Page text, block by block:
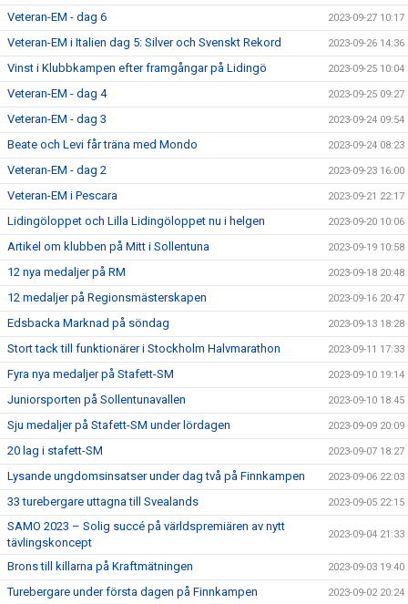
Veteran-EM - dag 6 2023-09-27 10:17
Veteran-EM i Italien dag 5: Silver och Svenskt Rekord 2023-09-26 14:36
Vinst i Klubbkampen efter framgångar på Lidingö 2023-09-25 10:04
Veteran-EM - dag 4 2023-09-25 09:27
Veteran-EM - dag 3 2023-09-24 09:54
Beate och Levi får träna med Mondo 2023-09-24 08:23
Veteran-EM - dag 2 2023-09-23 16:00
Veteran-EM i Pescara 2023-09-21 22:17
Lidingöloppet och Lilla Lidingöloppet nu i helgen 2023-09-20 10:06
Artikel om klubben på Mitt i Sollentuna 2023-09-19 10:58
12 nya medaljer på RM 2023-09-18 20:48
12 medaljer på Regionsmästerskapen 2023-09-16 20:47
Edsbacka Marknad på söndag 2023-09-13 18:28
Stort tack till funktionärer i Stockholm Halvmarathon 2023-09-11 17:33
Fyra nya medaljer på Stafett-SM 2023-09-10 19:14
Juniorsporten på Sollentunavallen 2023-09-10 18:45
Sju medaljer på Stafett-SM under lördagen 2023-09-09 20:09
20 lag i stafett-SM 2023-09-07 18:27
Lysande ungdomsinsatser under dag två på Finnkampen 2023-09-06 22:03
33 turebergare uttagna till Svealands 2023-09-05 22:15
SAMO 2023 – Solig succé på världspremiären av nytt
tävlingskoncept
2023-09-04 21:33
Brons till killarna på Kraftmätningen 2023-09-03 19:40
Turebergare under första dagen på Finnkampen 2023-09-02 20:24